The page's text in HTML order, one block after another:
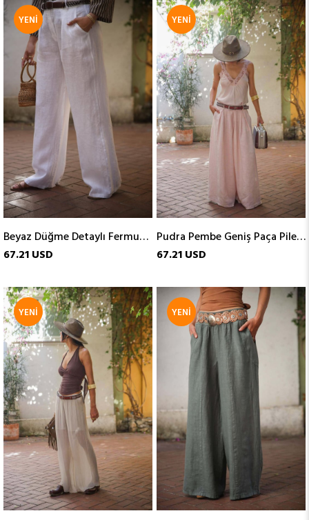
Beyaz Düğme Detaylı Fermuarlı Keten Pantolon
67.21 USD
YENI
ÜRÜN
Pudra Pembe Geniş Paça Pileli Keten Pantolon
67.21 USD
YENI
ÜRÜN
YENI
ÜRÜN
YENI
ÜRÜN